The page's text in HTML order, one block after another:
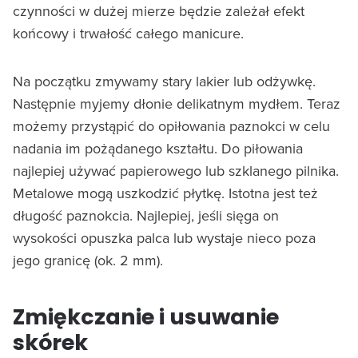
czynności w dużej mierze będzie zależał efekt
końcowy i trwałość całego manicure.
Na początku zmywamy stary lakier lub odżywkę.
Następnie myjemy dłonie delikatnym mydłem. Teraz
możemy przystąpić do opiłowania paznokci w celu
nadania im pożądanego kształtu. Do piłowania
najlepiej używać papierowego lub szklanego pilnika.
Metalowe mogą uszkodzić płytkę. Istotna jest też
długość paznokcia. Najlepiej, jeśli sięga on
wysokości opuszka palca lub wystaje nieco poza
jego granicę (ok. 2 mm).
Zmiękczanie i usuwanie
skórek